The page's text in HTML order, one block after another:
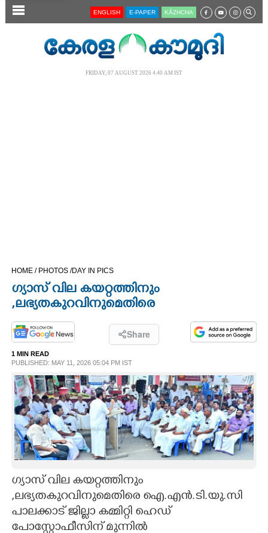
SECTIONS
OPINION
LIFESTYLE
SPIRITUAL
INFO+
ART
ENGLISH E-PAPER KĀZHCHA
FRIDAY, 07 AUGUST 2026 4.40 AM IST
HOME / PHOTOS /DAY IN PICS
ഗ്യാസ് വില കയറ്റത്തിനും
,ലഭ്യതകുറവിനുമെതിരെ
Share
1 MIN READ
PUBLISHED: MAY 11, 2026 05:04 PM IST
ഗ്യാസ് വില കയറ്റത്തിനും
,ലഭ്യതകുറവിനുമെതിരെ ഐ.എൻ.ടി.യു.സി
പാലക്കാട് ജില്ലാ കമ്മിറ്റി ഹെഡ്
പോസ്റ്റോഫീസിന് മുന്നിൽ